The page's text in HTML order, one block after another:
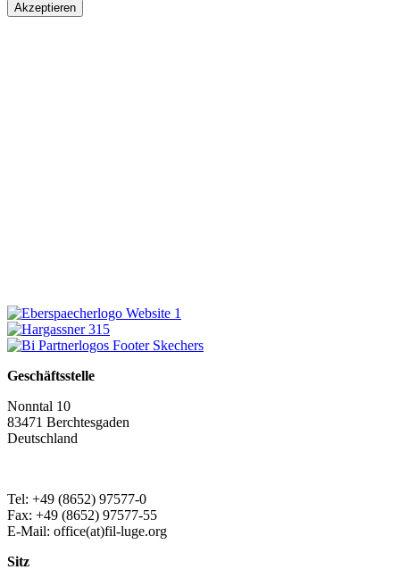
Akzeptieren
Geschäftsstelle
Nonntal 10
83471 Berchtesgaden
Deutschland
Tel: +49 (8652) 97577-0
Fax: +49 (8652) 97577-55
E-Mail: office(at)fil-luge.org
Sitz